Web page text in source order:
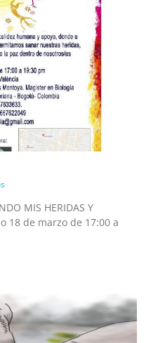
MIS HERIDAS Y
18 de marzo de 17:00 a